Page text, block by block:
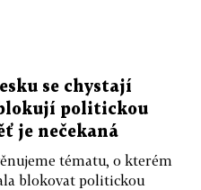
se chystají
politickou
je nečekaná
tématu, o kterém
blokovat politickou